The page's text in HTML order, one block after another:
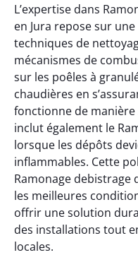
L’expertise dans
en Jura repose sur
techniques de
mécanismes de
sur les poêles à
chaudières en
fonctionne de manière
inclut également le
lorsque les dépôts
inflammables. Cette
Ramonage debistrage
les meilleures
offrir une solution
des installations tout
locales.